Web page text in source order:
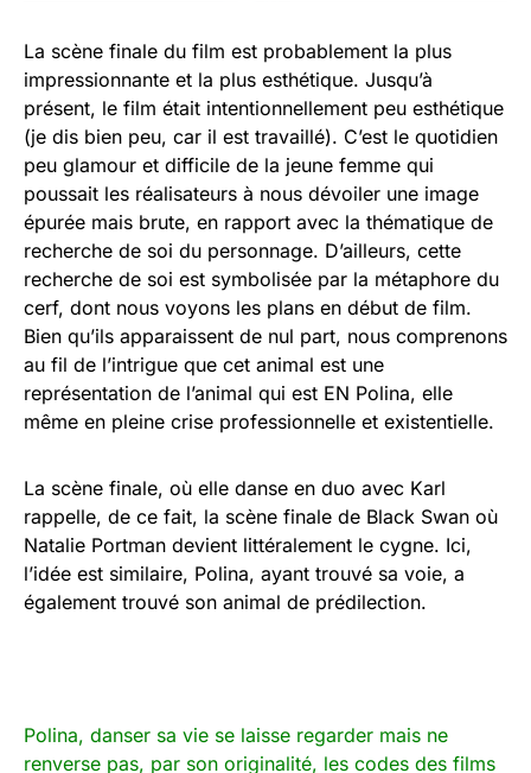
La scène finale du film est probablement la plus
impressionnante et la plus esthétique. Jusqu’à
présent, le film était intentionnellement peu esthétique
(je dis bien peu, car il est travaillé). C’est le quotidien
peu glamour et difficile de la jeune femme qui
poussait les réalisateurs à nous dévoiler une image
épurée mais brute, en rapport avec la thématique de
recherche de soi du personnage. D’ailleurs, cette
recherche de soi est symbolisée par la métaphore du
cerf, dont nous voyons les plans en début de film.
Bien qu’ils apparaissent de nul part, nous comprenons
au fil de l’intrigue que cet animal est une
représentation de l’animal qui est EN Polina, elle
même en pleine crise professionnelle et existentielle.
La scène finale, où elle danse en duo avec Karl
rappelle, de ce fait, la scène finale de Black Swan où
Natalie Portman devient littéralement le cygne. Ici,
l’idée est similaire, Polina, ayant trouvé sa voie, a
également trouvé son animal de prédilection.
Polina, danser sa vie se laisse regarder mais ne
renverse pas, par son originalité, les codes des films